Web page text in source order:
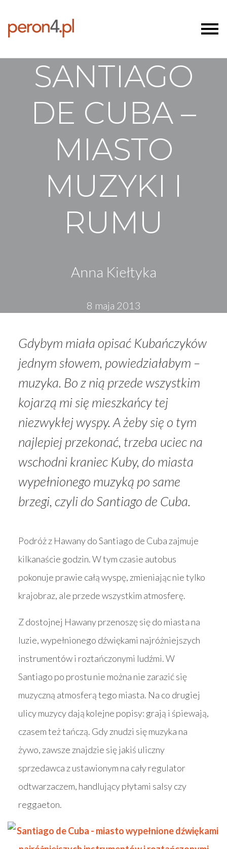
SANTIAGO
DE CUBA –
MIASTO
MUZYKI I
RUMU
Anna Kiełtyka
8 maja 2013
Gdybym miała opisać Kubańczyków
jednym słowem, powiedziałabym –
muzyka. Bo z nią przede wszystkim
kojarzą mi się mieszkańcy tej
niezwykłej wyspy. A żeby się o tym
najlepiej przekonać, trzeba uciec na
wschodni kraniec Kuby, do miasta
wypełnionego muzyką po same
brzegi, czyli do Santiago de Cuba.
Podróż z Hawany do Santiago de Cuba zajmuje
kilkanaście godzin. W tym czasie autobus
pokonuje prawie całą wyspę, zmieniając nie tylko
krajobraz, ale przede wszystkim atmosferę.
Z dostojnej Hawany przenoszę się do miasta na
luzie, wypełnionego dźwiękami najróżniejszych
instrumentów i roztańczonymi ludźmi. W
Santiago po prostu nie można nie zarazić się
muzyczną atmosferą tego miasta. Na co drugiej
ulicy muzycy dają kolejne popisy: grają i śpiewają,
czasem też tańczą. Gdy znudzi się muzyka na
żywo, zawsze znajdzie się jakiś uliczny
sprzedawca z ustawionym na cały regulator
odtwarzaczem, handlujący płytami salsy czy
reggaeton.